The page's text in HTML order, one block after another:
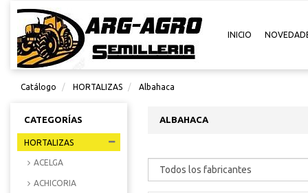
INICIO
Catálogo HORTALIZAS Albahaca
CATEGORÍAS
HORTALIZAS
ACELGA
ACHICORIA
ALBAHACA